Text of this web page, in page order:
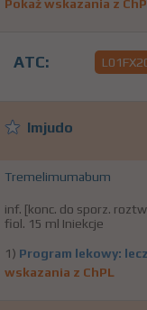
Pokaż wskazania z
ATC:
Imjudo
Tremelimumabum
inf. [konc. do sporz.
fiol. 15 ml Iniekcje
1) Program lekowy:
wskazania z ChPL